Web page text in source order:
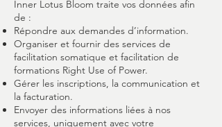
Inner Lotus Bloom traite vos données afin
de :
Répondre aux demandes d’information.
Organiser et fournir des services de
facilitation somatique et facilitation de
formations Right Use of Power.
Gérer les inscriptions, la communication et
la facturation.
Envoyer des informations liées à nos
services, uniquement avec votre